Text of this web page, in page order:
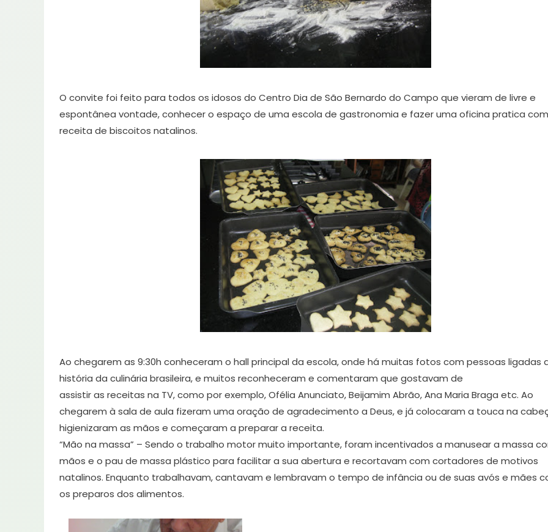
O convite foi feito para todos os idosos do Centro Dia de São Bernardo do Campo que vieram de livre e
espontânea vontade, conhecer o espaço de uma escola de gastronomia e fazer uma oficina pratica com
receita de biscoitos natalinos.
Ao chegarem as 9:30h conheceram o hall principal da escola, onde há muitas fotos com pessoas ligadas
história da culinária brasileira, e muitos reconheceram e comentaram que gostavam de
assistir as receitas na TV, como por exemplo, Ofélia Anunciato, Beijamim Abrão, Ana Maria Braga etc. Ao
chegarem à sala de aula fizeram uma oração de agradecimento a Deus, e já colocaram a touca na
higienizaram as mãos e começaram a preparar a receita.
“Mão na massa” – Sendo o trabalho motor muito importante, foram incentivados a manusear a massa
mãos e o pau de massa plástico para facilitar a sua abertura e recortavam com cortadores de motivos
natalinos. Enquanto trabalhavam, cantavam e lembravam o tempo de infância ou de suas avós e mães
os preparos dos alimentos.